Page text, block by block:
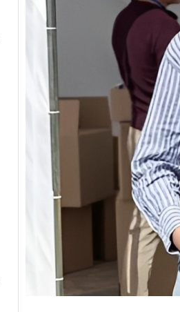
Tik Tok Buat
Jualan, Gimana
Strateginya ?
Baca Juga Cara
Berjualan Di
TikTok menjadi